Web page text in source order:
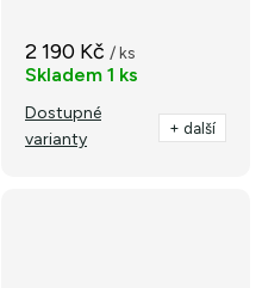
2 190 Kč / ks
Skladem 1 ks
Dostupné
varianty
+ další